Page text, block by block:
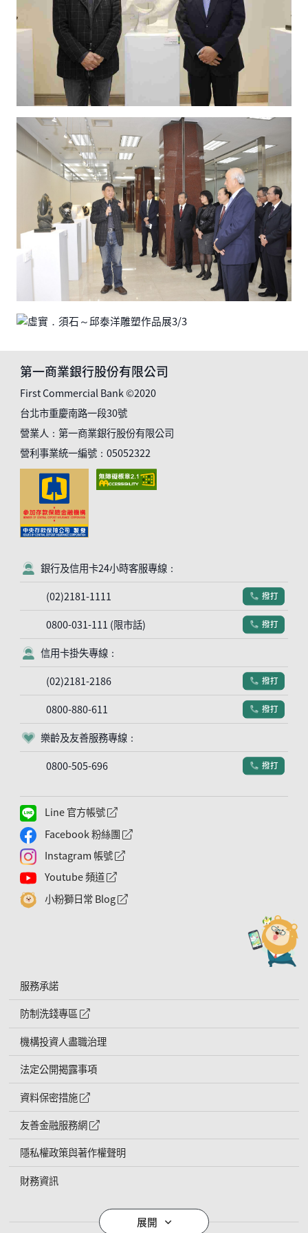
第一商業銀行股份有限公司
First Commercial Bank ©2020
台北市重慶南路一段30號
營業人：第一商業銀行股份有限公司
營利事業統一編號：05052322
客服符號
銀行及信用卡24小時客服專線：
(02)2181-1111
電話符號
撥打
0800-031-111 (限市話) 電話符號
撥打
客服符號
信用卡掛失專線：
(02)2181-2186
電話符號
撥打
0800-880-611 電話符號
撥打
客服符號
樂齡及友善服務專線：
0800-505-696
電話符號
撥打
Line 官方帳號 外網連結符號
Facebook 粉絲團 外網連結符號
Instagram 帳號 外網連結符號
Youtube 頻道 外網連結符號
小粉獅日常 Blog 外網連結符號
服務承諾
防制洗錢專區
外網連結符號
機構投資人盡職治理
法定公開揭露事項
資料保密措施
外網連結符號
友善金融服務網 外網連結符號
隱私權政策與著作權聲明
財務資訊
導覽列